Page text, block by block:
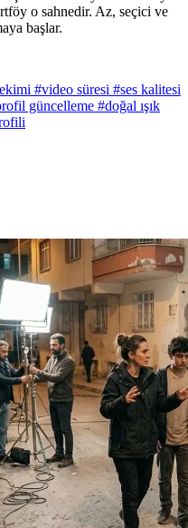
o sahnedir. Az, seçici ve
başlar.
#video süresi #ses kalitesi
güncelleme #doğal ışık